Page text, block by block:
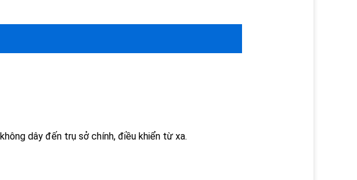
dây đến trụ sở chính, điều khiển từ xa.